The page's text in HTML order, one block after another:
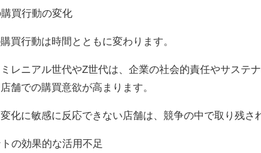
買行動の変化
買行動は時間とともに変わります。
レニアル世代やZ世代は、企業の社会的責任やサステ
舗での購買意欲が高まります。
化に敏感に反応できない店舗は、競争の中で取り残さ
の効果的な活用不足